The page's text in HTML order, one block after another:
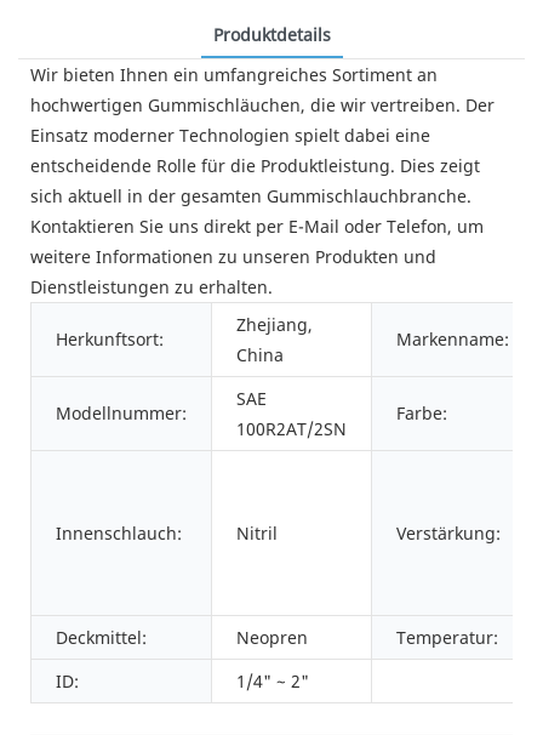
Produktdetails
Wir bieten Ihnen ein umfangreiches Sortiment an
hochwertigen Gummischläuchen, die wir vertreiben. Der
Einsatz moderner Technologien spielt dabei eine
entscheidende Rolle für die Produktleistung. Dies zeigt
sich aktuell in der gesamten Gummischlauchbranche.
Kontaktieren Sie uns direkt per E-Mail oder Telefon, um
weitere Informationen zu unseren Produkten und
Dienstleistungen zu erhalten.
Herkunftsort:
Zhejiang,
China
Markenname:
Modellnummer:
SAE
100R2AT/2SN
Farbe:
Innenschlauch: Nitril Verstärkung:
Deckmittel: Neopren
Temperatur:
ID:
1/4" ~ 2"